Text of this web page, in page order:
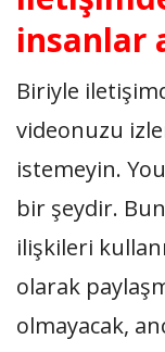
insanlar
Biriyle
videonuzu
istemeyin.
bir şeydir.
ilişkileri
olarak
olmayacak,